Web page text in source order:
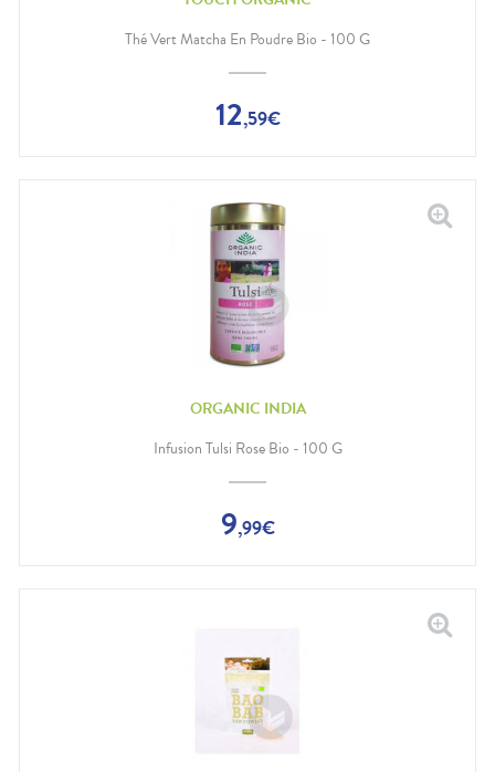
Thé Vert Matcha En Poudre Bio - 100 G
12,59€
ORGANIC INDIA
Infusion Tulsi Rose Bio - 100 G
9,99€